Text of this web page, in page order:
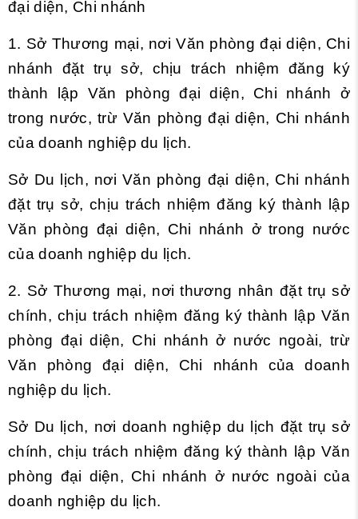
đại diện, Chi nhánh
1. Sở Thương mại, nơi Văn phòng đại diện, Chi
nhánh đặt trụ sở, chịu trách nhiệm đăng ký
thành lập Văn phòng đại diện, Chi nhánh ở
trong nước, trừ Văn phòng đại diện, Chi nhánh
của doanh nghiệp du lịch.
Sở Du lịch, nơi Văn phòng đại diện, Chi nhánh
đặt trụ sở, chịu trách nhiệm đăng ký thành lập
Văn phòng đại diện, Chi nhánh ở trong nước
của doanh nghiệp du lịch.
2. Sở Thương mại, nơi thương nhân đặt trụ sở
chính, chịu trách nhiệm đăng ký thành lập Văn
phòng đại diện, Chi nhánh ở nước ngoài, trừ
Văn phòng đại diện, Chi nhánh của doanh
nghiệp du lịch.
Sở Du lịch, nơi doanh nghiệp du lịch đặt trụ sở
chính, chịu trách nhiệm đăng ký thành lập Văn
phòng đại diện, Chi nhánh ở nước ngoài của
doanh nghiệp du lịch.